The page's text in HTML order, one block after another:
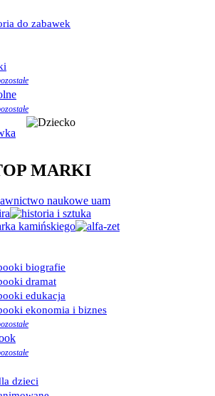
do zabawek
MARKI
biografie
dramat
edukacja
ekonomia i biznes
dzieci